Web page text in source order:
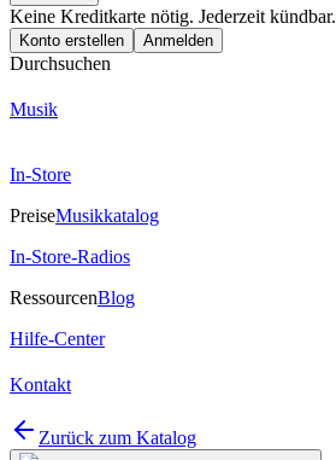
Keine Kreditkarte nötig. Jederzeit kündbar.
Konto erstellen Anmelden
Durchsuchen
Musik
In-Store
PreiseMusikkatalog
In-Store-Radios
RessourcenBlog
Hilfe-Center
Kontakt
Zurück zum Katalog